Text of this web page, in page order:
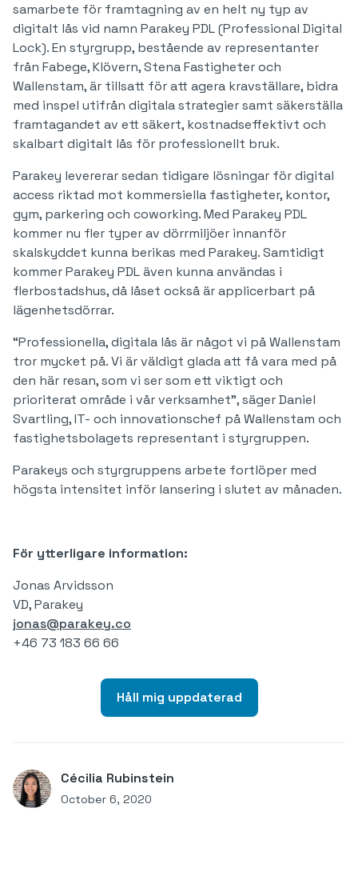
samarbete för framtagning av en helt ny typ av
digitalt lås vid namn Parakey PDL (Professional Digital
Lock). En styrgrupp, bestående av representanter
från Fabege, Klövern, Stena Fastigheter och
Wallenstam, är tillsatt för att agera kravställare, bidra
med inspel utifrån digitala strategier samt säkerställa
framtagandet av ett säkert, kostnadseffektivt och
skalbart digitalt lås för professionellt bruk.
Parakey levererar sedan tidigare lösningar för digital
access riktad mot kommersiella fastigheter, kontor,
gym, parkering och coworking. Med Parakey PDL
kommer nu fler typer av dörrmiljöer innanför
skalskyddet kunna berikas med Parakey. Samtidigt
kommer Parakey PDL även kunna användas i
flerbostadshus, då låset också är applicerbart på
lägenhetsdörrar.
“Professionella, digitala lås är något vi på Wallenstam
tror mycket på. Vi är väldigt glada att få vara med på
den här resan, som vi ser som ett viktigt och
prioriterat område i vår verksamhet”, säger Daniel
Svartling, IT- och innovationschef på Wallenstam och
fastighetsbolagets representant i styrgruppen.
Parakeys och styrgruppens arbete fortlöper med
högsta intensitet inför lansering i slutet av månaden.
För ytterligare information:
Jonas Arvidsson
VD, Parakey
jonas@parakey.co
+46 73 183 66 66
Håll mig uppdaterad
Cécilia Rubinstein
October 6, 2020